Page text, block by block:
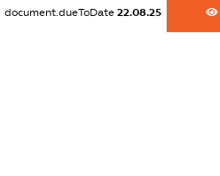
document.dueToDate 22.08.25